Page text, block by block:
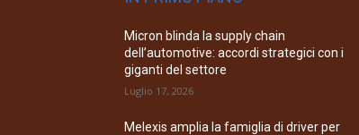
Micron blinda la supply chain
dell’automotive: accordi strategici con i
giganti del settore
Luglio 17, 2026
Melexis amplia la famiglia di driver per